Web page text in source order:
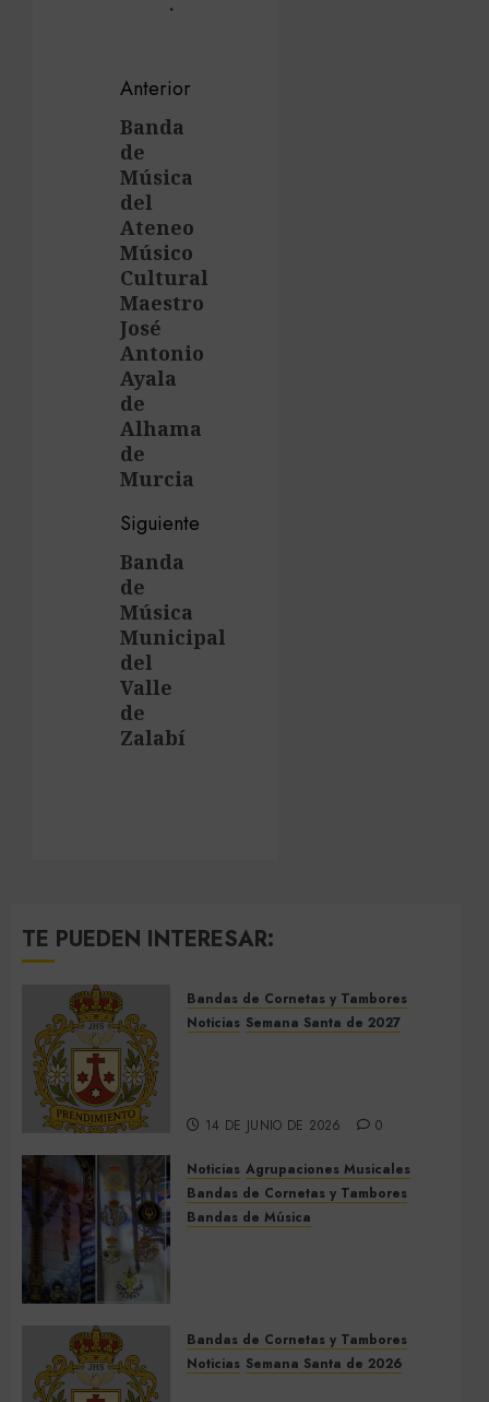
.
Navegación
de
entradas
Anterior
Entrada
anterior:
Banda
de
Música
del
Ateneo
Músico
Cultural
Maestro
José
Antonio
Ayala
de
Alhama
de
Murcia
Siguiente
Siguiente
entrada:
Banda
de
Música
Municipal
del
Valle
de
Zalabí
TE PUEDEN INTERESAR:
Bandas de Cornetas y Tambores
Noticias Semana Santa de 2027
14 DE JUNIO DE 2026 0
Noticias Agrupaciones Musicales
Bandas de Cornetas y Tambores
Bandas de Música
9 DE MAYO DE 2026 0
Bandas de Cornetas y Tambores
Noticias Semana Santa de 2026